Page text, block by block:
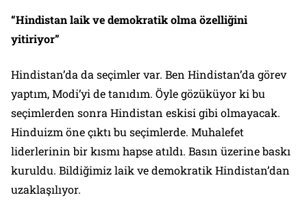
“Hindistan laik ve demokratik olma özelliğini
yitiriyor”
Hindistan’da da seçimler var. Ben Hindistan’da görev
yaptım, Modi’yi de tanıdım. Öyle gözüküyor ki bu
seçimlerden sonra Hindistan eskisi gibi olmayacak.
Hinduizm öne çıktı bu seçimlerde. Muhalefet
liderlerinin bir kısmı hapse atıldı. Basın üzerine baskı
kuruldu. Bildiğimiz laik ve demokratik Hindistan’dan
uzaklaşılıyor.